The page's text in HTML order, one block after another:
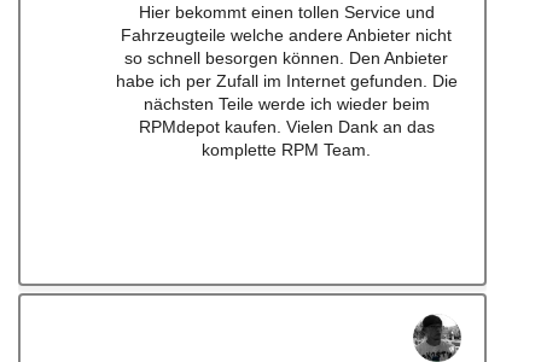
Schalthebel für einen w201 16v besteht.
Lieferung schnell und Konversation top.
Qualität der Teile ist wirklich top!!!
Empfehe ich sehr gerne weiter.
Ich werde bei zukünftigen Projekten hier als
erstes schauen. Mega Auswahl!
Immer gerne wieder:-)